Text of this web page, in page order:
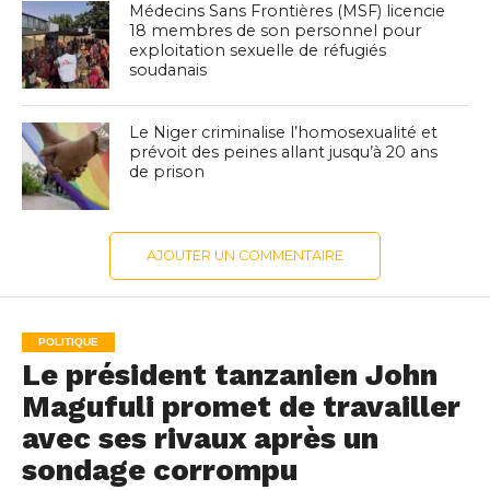
Médecins Sans Frontières (MSF) licencie
18 membres de son personnel pour
exploitation sexuelle de réfugiés
soudanais
Le Niger criminalise l’homosexualité et
prévoit des peines allant jusqu’à 20 ans
de prison
AJOUTER UN COMMENTAIRE
POLITIQUE
Le président tanzanien John
Magufuli promet de travailler
avec ses rivaux après un
sondage corrompu